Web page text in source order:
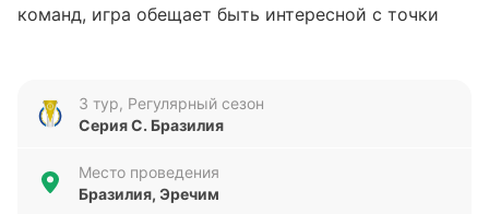
команд, игра обещает быть интересной с точки
Анализ формы команд
переменчивую форму, одержав две победы и
3 тур, Регулярный сезон
Серия С. Бразилия
Место проведения
Бразилия, Эречим